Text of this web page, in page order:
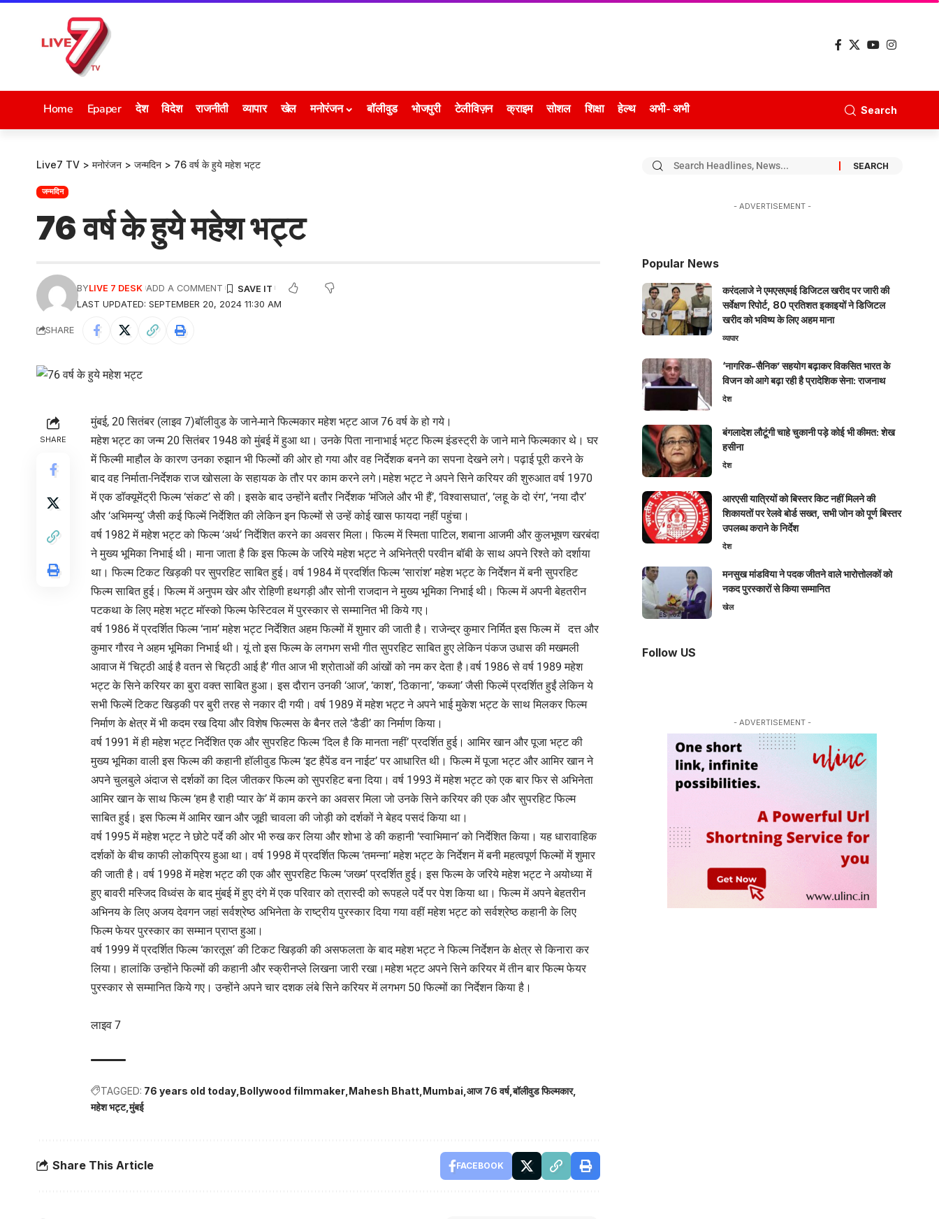
Home Epaper देश विदेश राजनीती व्यापार खेल मनोरंजन बॉलीवुड भोजपुरी टेलीविज़न क्राइम सोशल शिक्षा हेल्थ अभी- अभी Search
Live7 TV > मनोरंजन > जन्मदिन > 76 वर्ष के हुये महेश भट्ट
जन्मदिन
76 वर्ष के हुये महेश भट्ट
LAST UPDATED: SEPTEMBER 20, 2024 11:30 AM
BYLIVE 7 DESK ADD A COMMENT
SHARE
SHARE
मुंबई, 20 सितंबर (लाइव 7)बॉलीवुड के जाने-माने फिल्मकार महेश भट्ट आज 76 वर्ष के हो गये।
महेश भट्ट का जन्म 20 सितंबर 1948 को मुंबई में हुआ था। उनके पिता नानाभाई भट्ट फिल्म इंडस्ट्री के जाने माने फिल्मकार थे। घर
में फिल्मी माहौल के कारण उनका रुझान भी फिल्मों की ओर हो गया और वह निर्देशक बनने का सपना देखने लगे। पढ़ाई पूरी करने के
बाद वह निर्माता-निर्देशक राज खोसला के सहायक के तौर पर काम करने लगे।महेश भट्ट ने अपने सिने करियर की शुरुआत वर्ष 1970
में एक डॉक्यूमेंट्री फिल्म ‘संकट’ से की। इसके बाद उन्होंने बतौर निर्देशक ‘मंजिले और भी हैं’, ‘विश्वासघात’, ‘लहू के दो रंग’, ‘नया दौर’
और ‘अभिमन्यु’ जैसी कई फिल्में निर्देशित की लेकिन इन फिल्मों से उन्हें कोई खास फायदा नहीं पहुंचा।
वर्ष 1982 में महेश भट्ट को फिल्म ‘अर्थ’ निर्देशित करने का अवसर मिला। फिल्म में स्मिता पाटिल, शबाना आजमी और कुलभूषण खरबंदा
ने मुख्य भूमिका निभाई थी। माना जाता है कि इस फिल्म के जरिये महेश भट्ट ने अभिनेत्री परवीन बॉबी के साथ अपने रिश्ते को दर्शाया
था। फिल्म टिकट खिड़की पर सुपरहिट साबित हुई। वर्ष 1984 में प्रदर्शित फिल्म ‘सारांश’ महेश भट्ट के निर्देशन में बनी सुपरहिट
फिल्म साबित हुई। फिल्म में अनुपम खेर और रोहिणी हथगड़ी और सोनी राजदान ने मुख्य भूमिका निभाई थी। फिल्म में अपनी बेहतरीन
पटकथा के लिए महेश भट्ट मॉस्को फिल्म फेस्टिवल में पुरस्कार से सम्मानित भी किये गए।
वर्ष 1986 में प्रदर्शित फिल्म ‘नाम’ महेश भट्ट निर्देशित अहम फिल्मों में शुमार की जाती है। राजेन्द्र कुमार निर्मित इस फिल्म में दत्त और
कुमार गौरव ने अहम भूमिका निभाई थी। यूं तो इस फिल्म के लगभग सभी गीत सुपरहिट साबित हुए लेकिन पंकज उधास की मखमली
आवाज में ‘चिट्ठी आई है वतन से चिट्ठी आई है’ गीत आज भी श्रोताओं की आंखों को नम कर देता है।वर्ष 1986 से वर्ष 1989 महेश
भट्ट के सिने करियर का बुरा वक्त साबित हुआ। इस दौरान उनकी ‘आज’, ‘काश’, ‘ठिकाना’, ‘कब्जा’ जैसी फिल्में प्रदर्शित हुईं लेकिन ये
सभी फिल्में टिकट खिड़की पर बुरी तरह से नकार दी गयी। वर्ष 1989 में महेश भट्ट ने अपने भाई मुकेश भट्ट के साथ मिलकर फिल्म
निर्माण के क्षेत्र में भी कदम रख दिया और विशेष फिल्मस के बैनर तले ‘डैडी’ का निर्माण किया।
वर्ष 1991 में ही महेश भट्ट निर्देशित एक और सुपरहिट फिल्म ‘दिल है कि मानता नहीं’ प्रदर्शित हुई। आमिर खान और पूजा भट्ट की
मुख्य भूमिका वाली इस फिल्म की कहानी हॉलीवुड फिल्म ‘इट हैपेंड वन नाईट’ पर आधारित थी। फिल्म में पूजा भट्ट और आमिर खान ने
अपने चुलबुले अंदाज से दर्शकों का दिल जीतकर फिल्म को सुपरहिट बना दिया। वर्ष 1993 में महेश भट्ट को एक बार फिर से अभिनेता
आमिर खान के साथ फिल्म ‘हम है राही प्यार के’ में काम करने का अवसर मिला जो उनके सिने करियर की एक और सुपरहिट फिल्म
साबित हुई। इस फिल्म में आमिर खान और जूही चावला की जोड़ी को दर्शकों ने बेहद पसदं किया था।
वर्ष 1995 में महेश भट्ट ने छोटे पर्दे की ओर भी रुख कर लिया और शोभा डे की कहानी ‘स्वाभिमान’ को निर्देशित किया। यह धारावाहिक
दर्शकों के बीच काफी लोकप्रिय हुआ था। वर्ष 1998 में प्रदर्शित फिल्म ‘तमन्ना’ महेश भट्ट के निर्देशन में बनी महत्वपूर्ण फिल्मों में शुमार
की जाती है। वर्ष 1998 में महेश भट्ट की एक और सुपरहिट फिल्म ‘जख्म’ प्रदर्शित हुई। इस फिल्म के जरिये महेश भट्ट ने अयोध्या में
हुए बावरी मस्जिद विध्वंस के बाद मुंबई में हुए दंगे में एक परिवार को त्रास्दी को रूपहले पर्दे पर पेश किया था। फिल्म में अपने बेहतरीन
अभिनय के लिए अजय देवगन जहां सर्वश्रेष्ठ अभिनेता के राष्ट्रीय पुरस्कार दिया गया वहीं महेश भट्ट को सर्वश्रेष्ठ कहानी के लिए
फिल्म फेयर पुरस्कार का सम्मान प्राप्त हुआ।
वर्ष 1999 में प्रदर्शित फिल्म ‘कारतूस’ की टिकट खिड़की की असफलता के बाद महेश भट्ट ने फिल्म निर्देशन के क्षेत्र से किनारा कर
लिया। हालांकि उन्होंने फिल्मों की कहानी और स्क्रीनप्ले लिखना जारी रखा।महेश भट्ट अपने सिने करियर में तीन बार फिल्म फेयर
पुरस्कार से सम्मानित किये गए। उन्होंने अपने चार दशक लंबे सिने करियर में लगभग 50 फिल्मों का निर्देशन किया है।
लाइव 7
TAGGED: 76 years old today Bollywood filmmaker Mahesh Bhatt Mumbai आज 76 वर्ष बॉलीवुड फिल्मकार
महेश भट्ट मुंबई
Share This Article FACEBOOK
- ADVERTISEMENT -
Popular News
करंदलाजे ने एमएसएमई डिजिटल खरीद पर जारी की
सर्वेक्षण रिपोर्ट, 80 प्रतिशत इकाइयों ने डिजिटल
खरीद को भविष्य के लिए अहम माना
व्यापार
‘नागरिक-सैनिक’ सहयोग बढ़ाकर विकसित भारत के
विजन को आगे बढ़ा रही है प्रादेशिक सेना: राजनाथ
देश
बंगलादेश लौटूंगी चाहे चुकानी पड़े कोई भी कीमत: शेख
हसीना
देश
आरएसी यात्रियों को बिस्तर किट नहीं मिलने की
शिकायतों पर रेलवे बोर्ड सख्त, सभी जोन को पूर्ण बिस्तर
उपलब्ध कराने के निर्देश
देश
मनसुख मांडविया ने पदक जीतने वाले भारोत्तोलकों को
नकद पुरस्कारों से किया सम्मानित
खेल
Follow US
- ADVERTISEMENT -